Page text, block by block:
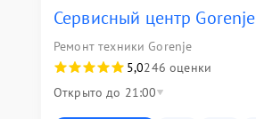
Сервисный центр Gorenje
Ремонт техники Gorenje
5,0246 оценки
Открыто до 21:00